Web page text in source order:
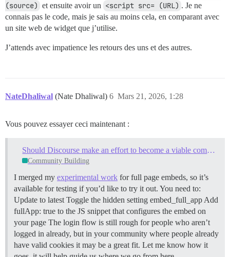
(source) et ensuite avoir un <script src= (URL) . Je ne
connais pas le code, mais je sais au moins cela, en comparant avec
un site web de widget que j’utilise.
J’attends avec impatience les retours des uns et des autres.
NateDhaliwal (Nate Dhaliwal) Mars 21, 2026, 1:28
6
Vous pouvez essayer ceci maintenant :
Should Discourse make an effort to become a viable comment platform?
Community Building
I merged my experimental work for full page embeds, so it’s
available for testing if you’d like to try it out. You need to:
Update to latest Toggle the hidden setting embed_full_app Add
fullApp: true to the JS snippet that configures the embed on
your page The login flow is still rough for people who aren’t
logged in already, but in your community where people already
have valid cookies it may be a great fit. Let me know how it